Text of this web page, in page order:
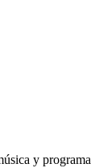
y